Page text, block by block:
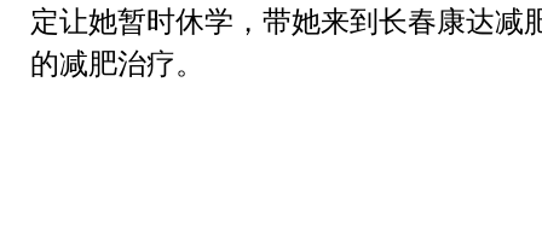
定让她暂时休学，带她来到长春康达减
的减肥治疗。